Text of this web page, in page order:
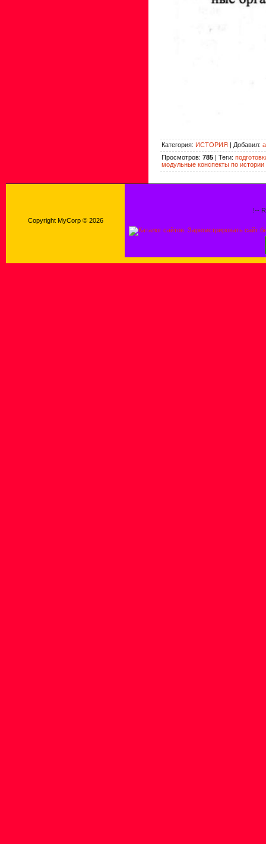
Категория: ИСТОРИЯ | Добавил:
Просмотров: 785 | Теги:
модульные конспекты по истории
Copyright MyCorp © 2026
!--